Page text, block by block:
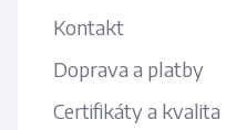
Kontakt
Doprava a platby
Certifikáty a kvalita